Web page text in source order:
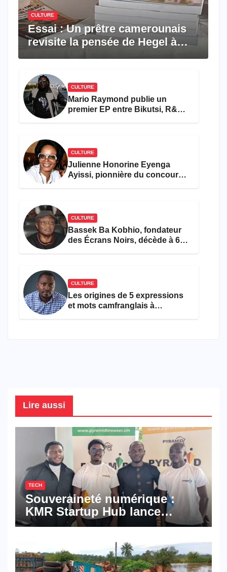
CULTURE
Essai : Un prêtre camerounais
revisite la pensée de Hegel à
CULTURE
Mario Raymond publie un
premier EP entre Bikutsi, R&B
CULTURE
Julienne Honorine Eyenga
Ayissi, pionnière du concours
CULTURE
Bassek Ba Kobhio, fondateur
des Écrans Noirs, décède à 69
CULTURE
Les origines de 5 expressions
et mots camfranglais à
Lire aussi
TECH
Souveraineté numérique :
KMR Startup Hub lance
Pyramid Browser et Pyramid
numériques made in
Cameroon